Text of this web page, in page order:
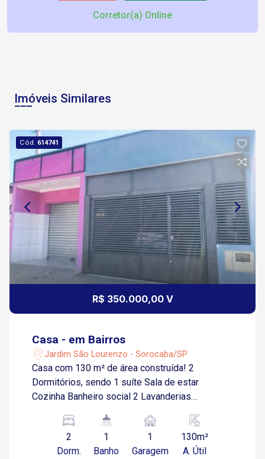
Corretor(a) Online
Imóveis Similares
Cód. 614741
R$ 350.000,00 V
Casa - em Bairros
Jardim São Lourenzo - Sorocaba/SP
Casa com 130 m² de área construída! 2
Dormitórios, sendo 1 suíte Sala de estar
Cozinha Banheiro social 2 Lavanderias
O imóvel possui um salão (28 m²) comercial
com lavabo! Aceita proposta!
2
Dorm.
1
Banho
1
Garagem
130m²
A. Útil